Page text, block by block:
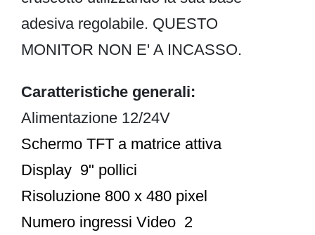
adesiva regolabile. QUESTO
MONITOR NON E' A INCASSO.
Caratteristiche generali:
Alimentazione 12/24V
Schermo TFT a matrice attiva
Display 9" pollici
Risoluzione 800 x 480 pixel
Numero ingressi Video 2